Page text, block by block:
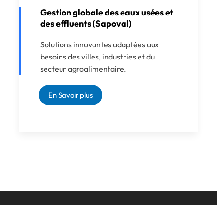
Gestion globale des eaux usées et
des effluents (Sapoval)
Solutions innovantes adaptées aux
besoins des villes, industries et du
secteur agroalimentaire.
En Savoir plus